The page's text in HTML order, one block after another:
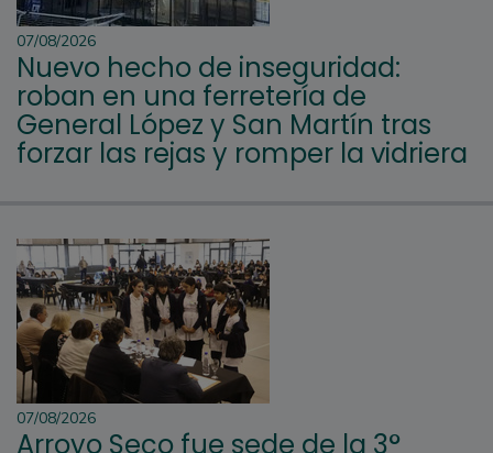
07/08/2026
Nuevo hecho de inseguridad:
roban en una ferretería de
General López y San Martín tras
forzar las rejas y romper la vidriera
07/08/2026
Arroyo Seco fue sede de la 3°